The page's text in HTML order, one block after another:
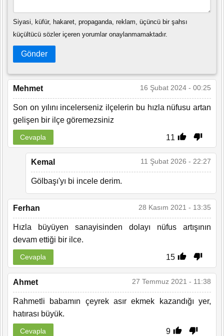
Siyasi, küfür, hakaret, propaganda, reklam, üçüncü bir şahsı
küçültücü sözler içeren yorumlar onaylanmamaktadır.
Gönder
Mehmet 16 Şubat 2024 - 00:25
Son on yılını incelerseniz ilçelerin bu hızla nüfusu artan
gelişen bir ilçe göremezsiniz
11
Cevapla
Kemal 11 Şubat 2026 - 22:27
Gölbaşı'yı bi incele derim.
Ferhan 28 Kasım 2021 - 13:35
Hızla büyüyen sanayisinden dolayı nüfus artışının
devam ettiği bir ilce.
15
Cevapla
Ahmet 27 Temmuz 2021 - 11:38
Rahmetli babamın çeyrek asır ekmek kazandığı yer,
hatırası büyük.
9
Cevapla